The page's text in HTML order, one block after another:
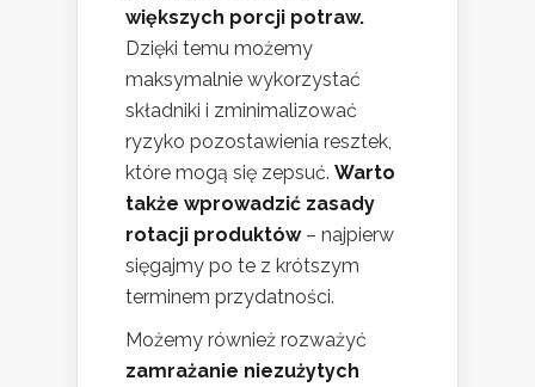
większych porcji potraw.
Dzięki temu możemy
maksymalnie wykorzystać
składniki i zminimalizować
ryzyko pozostawienia resztek,
które mogą się zepsuć. Warto
także wprowadzić zasady
rotacji produktów– najpierw
sięgajmy po te z krótszym
terminem przydatności.
Możemy również rozważyć
zamrażanie niezużytych